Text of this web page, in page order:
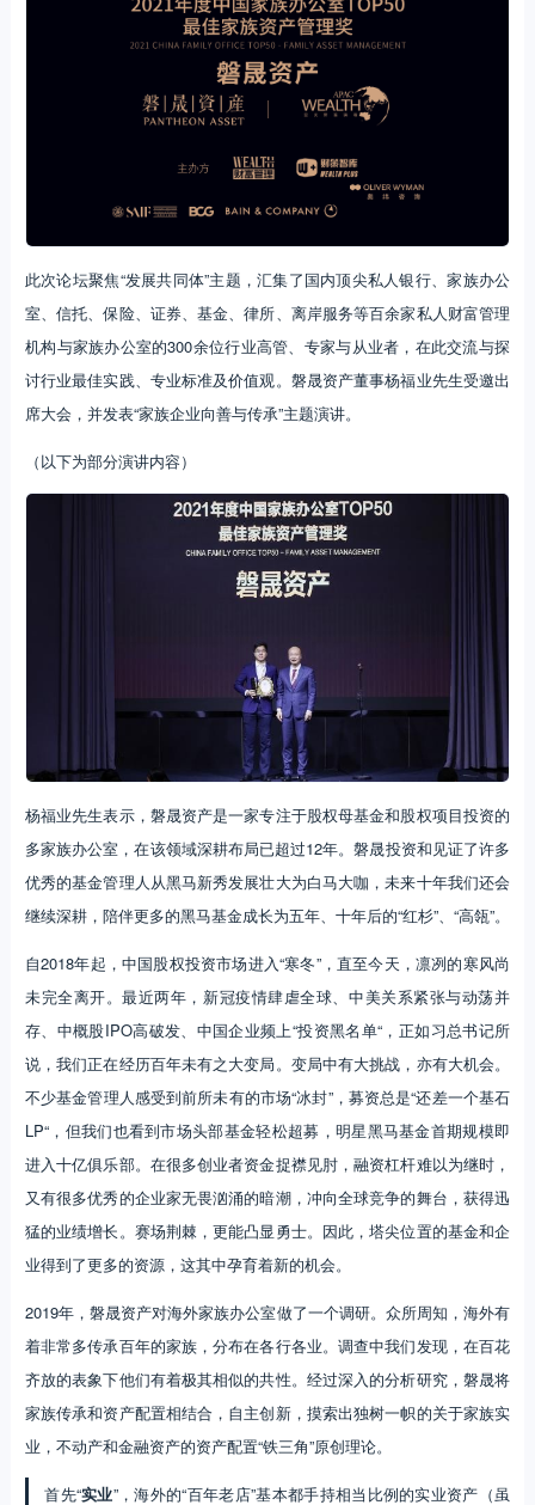
此次论坛聚焦“发展共同体”主题，汇集了国内顶尖私人银行、家族办公
室、信托、保险、证券、基金、律所、离岸服务等百余家私人财富管理
机构与家族办公室的300余位行业高管、专家与从业者，在此交流与探
讨行业最佳实践、专业标准及价值观。磐晟资产董事杨福业先生受邀出
席大会，并发表“家族企业向善与传承”主题演讲。
（以下为部分演讲内容）
杨福业先生表示，磐晟资产是一家专注于股权母基金和股权项目投资的
多家族办公室，在该领域深耕布局已超过12年。磐晟投资和见证了许多
优秀的基金管理人从黑马新秀发展壮大为白马大咖，未来十年我们还会
继续深耕，陪伴更多的黑马基金成长为五年、十年后的“红杉”、“高瓴”。
自2018年起，中国股权投资市场进入“寒冬”，直至今天，凛冽的寒风尚
未完全离开。最近两年，新冠疫情肆虐全球、中美关系紧张与动荡并
存、中概股IPO高破发、中国企业频上“投资黑名单“，正如习总书记所
说，我们正在经历百年未有之大变局。变局中有大挑战，亦有大机会。
不少基金管理人感受到前所未有的市场“冰封”，募资总是“还差一个基石
LP“，但我们也看到市场头部基金轻松超募，明星黑马基金首期规模即
进入十亿俱乐部。在很多创业者资金捉襟见肘，融资杠杆难以为继时，
又有很多优秀的企业家无畏汹涌的暗潮，冲向全球竞争的舞台，获得迅
猛的业绩增长。赛场荆棘，更能凸显勇士。因此，塔尖位置的基金和企
业得到了更多的资源，这其中孕育着新的机会。
2019年，磐晟资产对海外家族办公室做了一个调研。众所周知，海外有
着非常多传承百年的家族，分布在各行各业。调查中我们发现，在百花
齐放的表象下他们有着极其相似的共性。经过深入的分析研究，磐晟将
家族传承和资产配置相结合，自主创新，摸索出独树一帜的关于家族实
业，不动产和金融资产的资产配置“铁三角”原创理论。
首先“实业”，海外的“百年老店”基本都手持相当比例的实业资产（虽